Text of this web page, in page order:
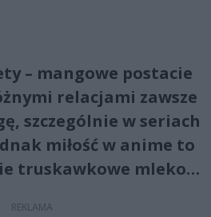
– mangowe postacie
relacjami zawsze
szczególnie w seriach
miłość w anime to
truskawkowe mleko…